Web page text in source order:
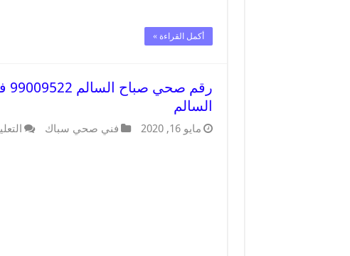
أكمل القراءة »
السالم
مايو 16, 2020 فني صحي سباك